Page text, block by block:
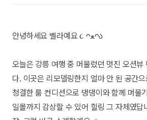
안녕하세요 벨라예요 ૮ ᴖﻌᴖა
오늘은 강릉 여행 중 머물렀던 멋진 오션뷰
다. 이곳은 리모델링한지 얼마 안 된 공간
청결한 룸 컨디션으로 댕댕이와 함께 머물
일몰까지 감상할 수 있어 힐링 그 자체였답